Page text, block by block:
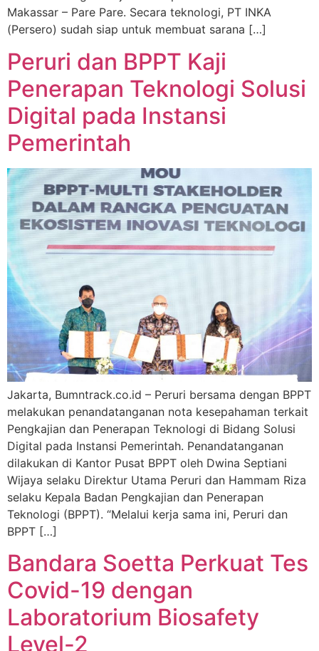
Makassar – Pare Pare. Secara teknologi, PT INKA
(Persero) sudah siap untuk membuat sarana […]
Peruri dan BPPT Kaji
Penerapan Teknologi Solusi
Digital pada Instansi
Pemerintah
Jakarta, Bumntrack.co.id – Peruri bersama dengan BPPT
melakukan penandatanganan nota kesepahaman terkait
Pengkajian dan Penerapan Teknologi di Bidang Solusi
Digital pada Instansi Pemerintah. Penandatanganan
dilakukan di Kantor Pusat BPPT oleh Dwina Septiani
Wijaya selaku Direktur Utama Peruri dan Hammam Riza
selaku Kepala Badan Pengkajian dan Penerapan
Teknologi (BPPT). “Melalui kerja sama ini, Peruri dan
BPPT […]
Bandara Soetta Perkuat Tes
Covid-19 dengan
Laboratorium Biosafety
Level-2